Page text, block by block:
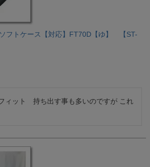
フトケース【対応】FT70D【ゆ】 【ST-
ィット　持ち出す事も多いのですが これ